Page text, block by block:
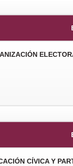
CÍVICA Y